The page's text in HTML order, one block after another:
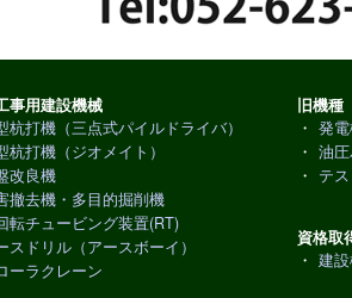
事用建設機械
杭打機（三点式パイルドライバ）
杭打機（ジオメイト）
改良機
撤去機・多目的掘削機
転チュービング装置(RT)
スドリル（アースボーイ）
ーラクレーン
旧機種
・ 発
・ 油
・
テ
資格取
・ 建